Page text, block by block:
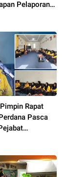
Pelaporan
2026
Rapat
Pasca